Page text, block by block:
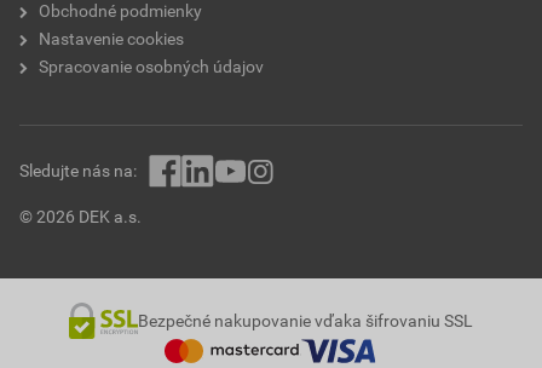
Obchodné podmienky
Nastavenie cookies
Spracovanie osobných údajov
© 2026 DEK a.s.
Sledujte nás na:
Bezpečné nakupovanie vďaka šifrovaniu SSL